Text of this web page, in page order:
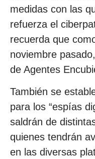
medidas con las
refuerza el
recuerda que
noviembre
de Agentes
También se
para los “espías
saldrán de
quienes tendrán
en las diversas